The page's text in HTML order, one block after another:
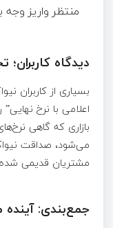
منتظر واریز
دیدگاه کاربران؛
بسیاری از کاربران
اعلامی با نرخ
می‌شود، صداقت
مشتریان قدیمی
جمع‌بندی: آینده